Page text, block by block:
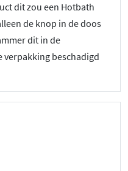
dit zou een Hotbath
de knop in de doos
dit in de
verpakking beschadigd